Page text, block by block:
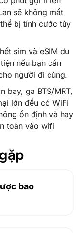
sẽ không mất
bị tính cước tùy
sim và eSIM du
nếu bạn cần
người đi cùng.
bay, ga BTS/MRT,
lớn đều có WiFi
ổn định và hay
toàn vào wifi
bao